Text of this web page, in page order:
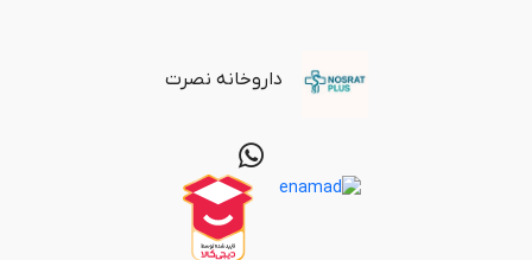
داروخانه نصرت